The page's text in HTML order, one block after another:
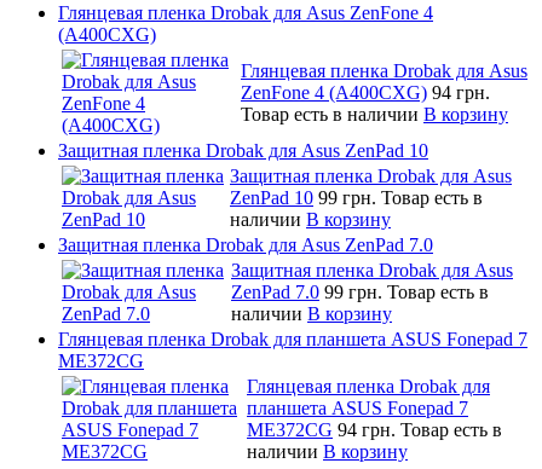
Глянцевая пленка Drobak для Asus ZenFone 4
(A400CXG)
Глянцевая пленка Drobak для Asus
ZenFone 4 (A400CXG) 94 грн.
Товар есть в наличии В корзину
Защитная пленка Drobak для Asus ZenPad 10
Защитная пленка Drobak для Asus
ZenPad 10 99 грн. Товар есть в
наличии В корзину
Защитная пленка Drobak для Asus ZenPad 7.0
Защитная пленка Drobak для Asus
ZenPad 7.0 99 грн. Товар есть в
наличии В корзину
Глянцевая пленка Drobak для планшета ASUS Fonepad 7
ME372CG
Глянцевая пленка Drobak для
планшета ASUS Fonepad 7
ME372CG 94 грн. Товар есть в
наличии В корзину